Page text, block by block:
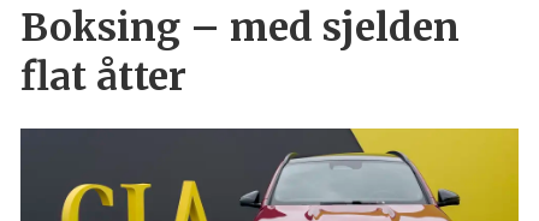
Boksing – med sjelden
flat åtter